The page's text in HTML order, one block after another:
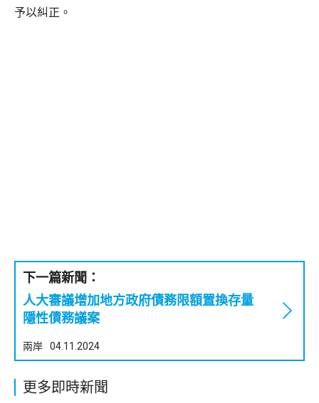
予以糾正。
下一篇新聞：
人大審議增加地方政府債務限額置換存量
隱性債務議案
兩岸 04.11.2024
更多即時新聞